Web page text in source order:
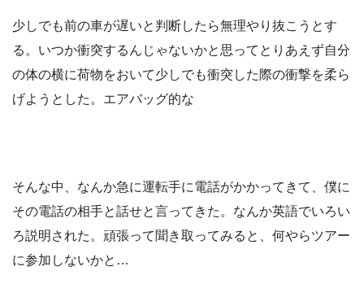
少しでも前の車が遅いと判断したら無理やり抜こうとす
る。いつか衝突するんじゃないかと思ってとりあえず自分
の体の横に荷物をおいて少しでも衝突した際の衝撃を柔ら
げようとした。エアバッグ的な
そんな中、なんか急に運転手に電話がかかってきて、僕に
その電話の相手と話せと言ってきた。なんか英語でいろい
ろ説明された。頑張って聞き取ってみると、何やらツアー
に参加しないかと…